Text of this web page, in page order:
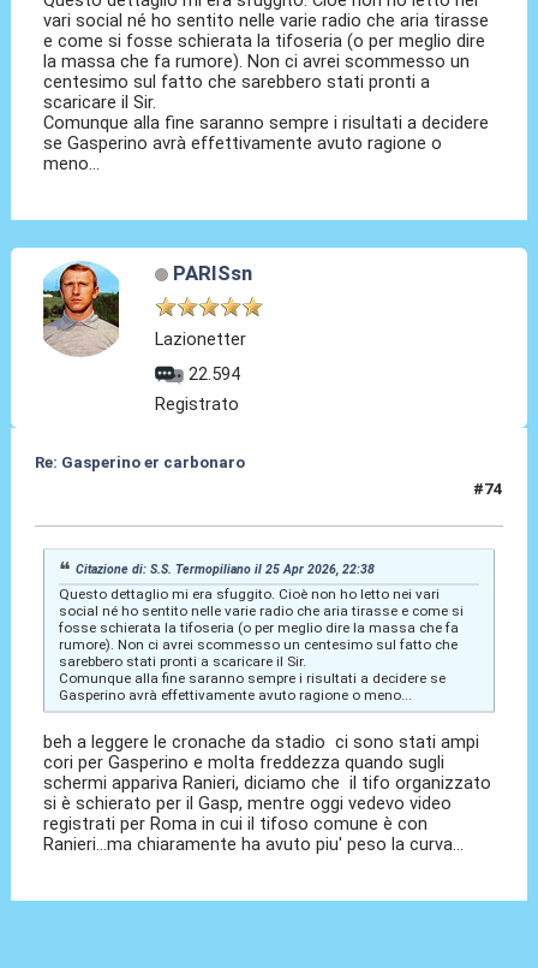
vari social né ho sentito nelle varie radio che aria tirasse
e come si fosse schierata la tifoseria (o per meglio dire
la massa che fa rumore). Non ci avrei scommesso un
centesimo sul fatto che sarebbero stati pronti a
scaricare il Sir.
Comunque alla fine saranno sempre i risultati a decidere
se Gasperino avrà effettivamente avuto ragione o
meno...
PARISsn
Lazionetter
22.594
Registrato
Re: Gasperino er carbonaro
#74
Citazione di: S.S. Termopiliano il 25 Apr 2026, 22:38
Questo dettaglio mi era sfuggito. Cioè non ho letto nei vari
social né ho sentito nelle varie radio che aria tirasse e come si
fosse schierata la tifoseria (o per meglio dire la massa che fa
rumore). Non ci avrei scommesso un centesimo sul fatto che
sarebbero stati pronti a scaricare il Sir.
Comunque alla fine saranno sempre i risultati a decidere se
Gasperino avrà effettivamente avuto ragione o meno...
beh a leggere le cronache da stadio ci sono stati ampi
cori per Gasperino e molta freddezza quando sugli
schermi appariva Ranieri, diciamo che il tifo organizzato
si è schierato per il Gasp, mentre oggi vedevo video
registrati per Roma in cui il tifoso comune è con
Ranieri...ma chiaramente ha avuto piu' peso la curva...